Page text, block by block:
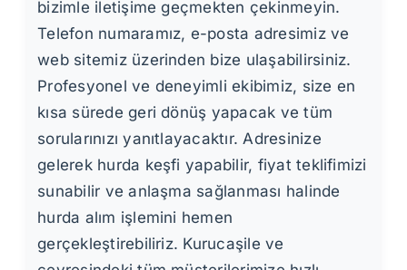
bizimle iletişime geçmekten çekinmeyin.
Telefon numaramız, e-posta adresimiz ve
web sitemiz üzerinden bize ulaşabilirsiniz.
Profesyonel ve deneyimli ekibimiz, size en
kısa sürede geri dönüş yapacak ve tüm
sorularınızı yanıtlayacaktır. Adresinize
gelerek hurda keşfi yapabilir, fiyat teklifimizi
sunabilir ve anlaşma sağlanması halinde
hurda alım işlemini hemen
gerçekleştirebiliriz. Kurucaşile ve